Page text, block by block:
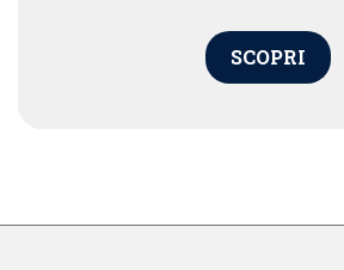
SCOPRI